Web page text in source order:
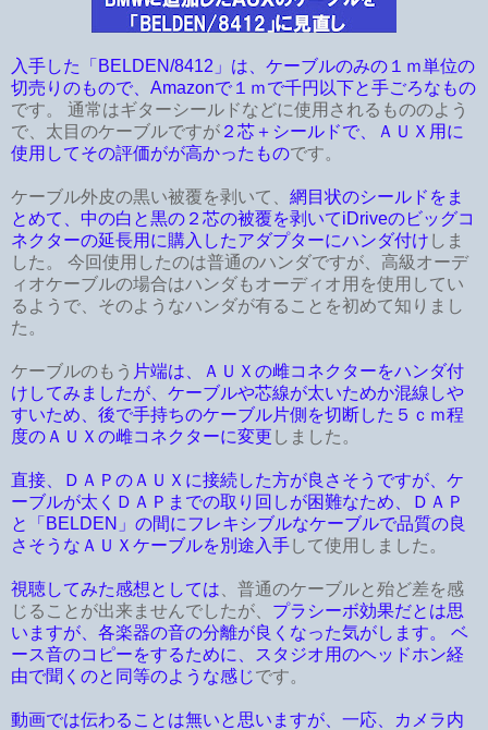
入手した「BELDEN/8412」は、ケーブルのみの１ｍ単位の
切売りのもので、Amazonで１ｍで千円以下と手ごろなもの
です。 通常はギターシールドなどに使用されるもののよう
で、太目のケーブルですが ２芯＋シールドで、ＡＵＸ用に
使用してその評価がが高かったものです。
ケーブル外皮の黒い被覆を剥いて、 網目状のシールドをま
とめて、中の白と黒の２芯の被覆を剥いてiDriveのビッグコ
ネクターの延長用に購入したアダプターにハンダ付け しま
した。 今回使用したのは普通のハンダですが、高級オーデ
ィオケーブルの場合はハンダもオーディオ用を使用してい
るようで、そのようなハンダが有ることを初めて知りまし
た。
ケーブルのもう 片端は、ＡＵＸの雌コネクターをハンダ付
けしてみましたが、ケーブルや芯線が太いためか混線しや
すいため、後で手持ちのケーブル片側を切断した５ｃｍ程
度のＡＵＸの雌コネクターに変更 しました。
直接、ＤＡＰのＡＵＸに接続した方が良さそうですが、ケ
ーブルが太くＤＡＰまでの取り回しが困難なため、ＤＡＰ
と「BELDEN」の間にフレキシブルなケーブルで品質の良
さそうなＡＵＸケーブルを別途入手して使用しました。
視聴してみた感想としては 、普通のケーブルと殆ど差を感
じることが出来ませんでしたが、 プラシーボ効果だとは思
いますが、各楽器の音の分離が良くなった気がします。 ベ
ース音のコピーをするために、スタジオ用のヘッドホン経
由で聞くのと同等のような感じです。
動画では伝わることは無いと思いますが、一応、カメラ内